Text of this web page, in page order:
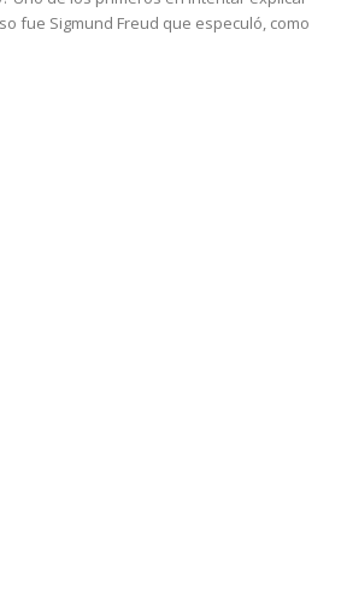
fue Sigmund Freud que especuló, como